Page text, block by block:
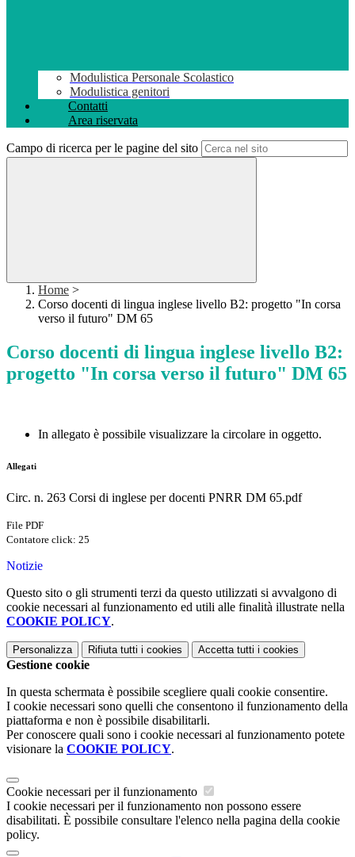
Modulistica Personale Scolastico
Modulistica genitori
Contatti
Area riservata
Campo di ricerca per le pagine del sito
Home >
Corso docenti di lingua inglese livello B2: progetto "In corsa
verso il futuro" DM 65
Corso docenti di lingua inglese livello B2:
progetto "In corsa verso il futuro" DM 65
In allegato è possibile visualizzare la circolare in oggetto.
Allegati
Circ. n. 263 Corsi di inglese per docenti PNRR DM 65.pdf
File PDF
Contatore click: 25
Notizie
Questo sito o gli strumenti terzi da questo utilizzati si avvalgono di
cookie necessari al funzionamento ed utili alle finalità illustrate nella
COOKIE POLICY.
Personalizza Rifiuta tutti i cookies Accetta tutti i cookies
Gestione cookie
In questa schermata è possibile scegliere quali cookie consentire.
I cookie necessari sono quelli che consentono il funzionamento della
piattaforma e non è possibile disabilitarli.
Per conoscere quali sono i cookie necessari al funzionamento potete
visionare la COOKIE POLICY.
Cookie necessari per il funzionamento
I cookie necessari per il funzionamento non possono essere
disabilitati. È possibile consultare l'elenco nella pagina della cookie
policy.